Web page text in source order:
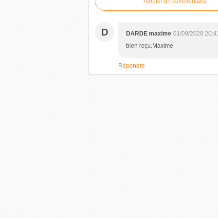
D DARDE maxime 01/09/2020
bien reçu.Maxime
Répondre